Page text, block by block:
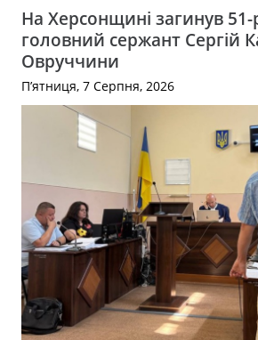
На Херсонщині загинув 51-
головний сержант Сергій
Овруччини
П’ятниця, 7 Серпня, 2026